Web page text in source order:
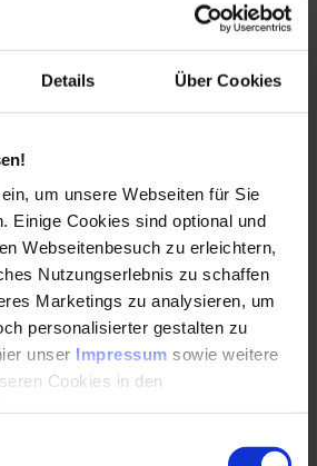
Details Über Cookies
um unsere Webseiten für Sie
Einige Cookies sind optional und
Webseitenbesuch zu erleichtern,
Nutzungserlebnis zu schaffen
Marketings zu analysieren, um
personalisierter gestalten zu
unser Impressum sowie weitere
Cookies in den
der eingeleiteten
Reaktionskraft F S
auf dem starren
Kraftmessplatten erfasst wird.
Newtonschen Gesetz kann
Masse wie folgt bestimmt